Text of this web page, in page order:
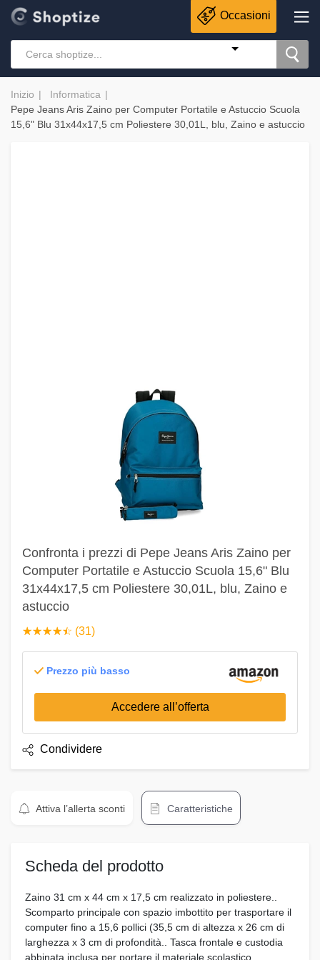
Occasioni
Inizio
Informatica
Pepe Jeans Aris Zaino per Computer Portatile e Astuccio Scuola
15,6" Blu 31x44x17,5 cm Poliestere 30,01L, blu, Zaino e astuccio
Confronta i prezzi di Pepe Jeans Aris Zaino per
Computer Portatile e Astuccio Scuola 15,6" Blu
31x44x17,5 cm Poliestere 30,01L, blu, Zaino e
astuccio
☆☆☆☆☆
★★★★★ (31)
Prezzo più basso
Accedere all’offerta
Condividere
Attiva l’allerta sconti Caratteristiche
Scheda del prodotto
Zaino 31 cm x 44 cm x 17,5 cm realizzato in poliestere..
Scomparto principale con spazio imbottito per trasportare il
computer fino a 15,6 pollici (35,5 cm di altezza x 26 cm di
larghezza x 3 cm di profondità.. Tasca frontale e custodia
abbinata inclusa per portare il materiale scolastico